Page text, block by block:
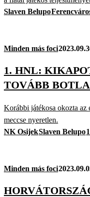
Slaven Belupo
Minden más foci
1. HNL:
TOVÁBB
Korábbi játékosa okozta az
meccse nyeretlen.
NK OsijekSlaven Belupo
Minden más foci